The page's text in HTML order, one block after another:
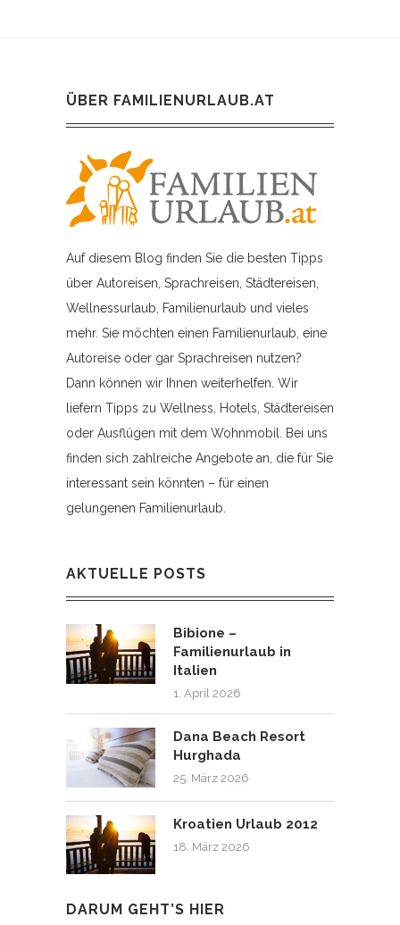
ÜBER FAMILIENURLAUB.AT
Auf diesem Blog finden Sie die besten Tipps
über Autoreisen, Sprachreisen, Städtereisen,
Wellnessurlaub, Familienurlaub und vieles
mehr. Sie möchten einen Familienurlaub, eine
Autoreise oder gar Sprachreisen nutzen?
Dann können wir Ihnen weiterhelfen. Wir
liefern Tipps zu Wellness, Hotels, Städtereisen
oder Ausflügen mit dem Wohnmobil. Bei uns
finden sich zahlreiche Angebote an, die für Sie
interessant sein könnten – für einen
gelungenen Familienurlaub.
AKTUELLE POSTS
Bibione –
Familienurlaub in
Italien
1. April 2026
Dana Beach Resort
Hurghada
25. März 2026
Kroatien Urlaub 2012
18. März 2026
DARUM GEHT’S HIER